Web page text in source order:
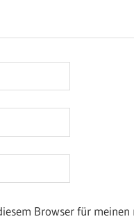
Browser für